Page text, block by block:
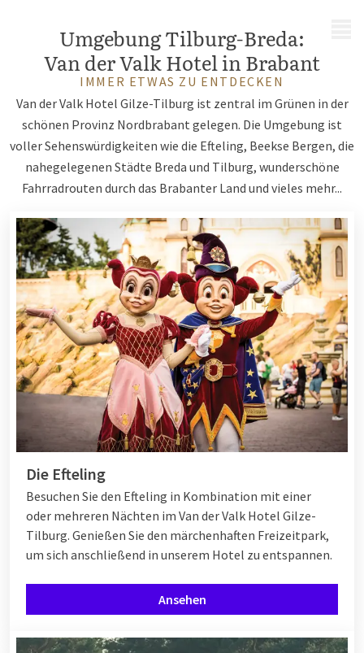
Umgebung Tilburg-Breda:
Van der Valk Hotel in Brabant
IMMER ETWAS ZU ENTDECKEN
Van der Valk Hotel Gilze-Tilburg ist zentral im Grünen in der
schönen Provinz Nordbrabant gelegen. Die Umgebung ist
voller Sehenswürdigkeiten wie die Efteling, Beekse Bergen, die
nahegelegenen Städte Breda und Tilburg, wunderschöne
Fahrradrouten durch das Brabanter Land und vieles mehr...
Die Efteling
Besuchen Sie den Efteling in Kombination mit einer
oder mehreren Nächten im Van der Valk Hotel Gilze-
Tilburg. Genießen Sie den märchenhaften Freizeitpark,
um sich anschließend in unserem Hotel zu entspannen.
Ansehen